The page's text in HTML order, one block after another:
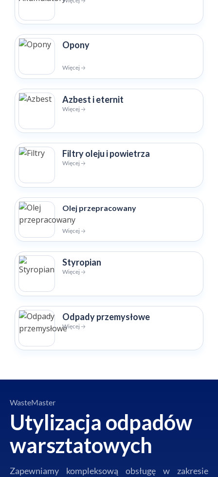
Opony
Więcej 🡢
Azbest i eternit
Więcej 🡢
Filtry oleju i powietrza
Więcej 🡢
Olej przepracowany
Więcej 🡢
Styropian
Więcej 🡢
Odpady przemysłowe
Więcej 🡢
WasteMaster
Utylizacja odpadów
warsztatowych
Zapewniamy kompleksową obsługę w zakresie